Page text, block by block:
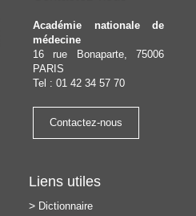
Académie nationale de
médecine
16 rue Bonaparte, 75006
PARIS
Tel : 01 42 34 57 70
Contactez-nous
Liens utiles
Dictionnaire